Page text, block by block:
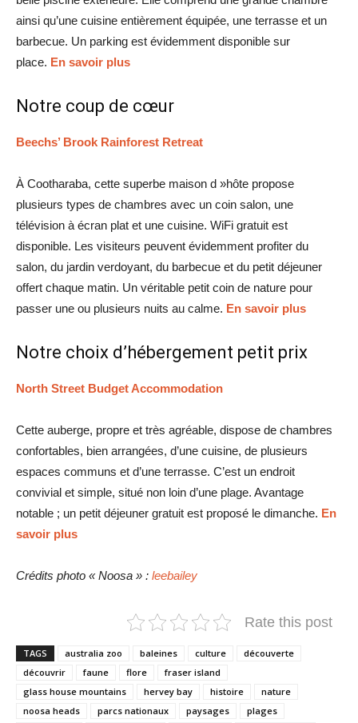
ainsi qu’une cuisine entièrement équipée, une terrasse et un
barbecue. Un parking est évidemment disponible sur
place. En savoir plus
Notre coup de cœur
Beechs’ Brook Rainforest Retreat
À Cootharaba, cette superbe maison d »hôte propose
plusieurs types de chambres avec un coin salon, une
télévision à écran plat et une cuisine. WiFi gratuit est
disponible. Les visiteurs peuvent évidemment profiter du
salon, du jardin verdoyant, du barbecue et du petit déjeuner
offert chaque matin. Un véritable petit coin de nature pour
passer une ou plusieurs nuits au calme. En savoir plus
Notre choix d’hébergement petit prix
North Street Budget Accommodation
Cette auberge, propre et très agréable, dispose de chambres
confortables, bien arrangées, d’une cuisine, de plusieurs
espaces communs et d’une terrasse. C’est un endroit
convivial et simple, situé non loin d’une plage. Avantage
notable ; un petit déjeuner gratuit est proposé le dimanche. En
savoir plus
Crédits photo « Noosa » : leebailey
Rate this post
TAGS australia zoo baleines culture
découverte
découvrir
faune flore
fraser island
glass house mountains
hervey bay histoire
nature
noosa heads
parcs nationaux paysages
plages